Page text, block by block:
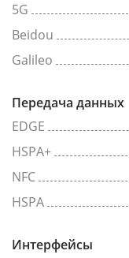
5G
Beidou
Galileo
Передача данных
EDGE
HSPA+
NFC
HSPA
Интерфейсы